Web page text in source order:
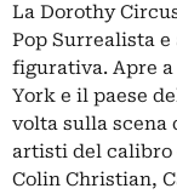
La Dorothy
Pop Surrealista e
figurativa. Apre a
York e il paese
volta sulla scena
artisti del calibro
Colin Christian,